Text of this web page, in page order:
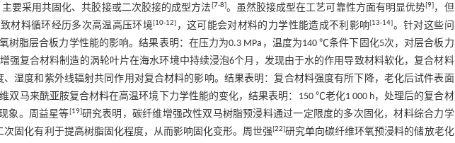
主要采用共固化、共胶接或二次胶接的成型方法[7-8]。虽然胶接成型在工艺可靠性方面有明显优势[9] ，但
材料循环经历多次高温高压环境[10-12] ，这可能会对材料的力学性能造成不利影响[13-14]。针对这些问
树脂层合板力学性能的影响。结果表明：在压力为0.3 MPa，温度为140 ℃条件下固化5次，对层合板力
强复合材料制造的涡轮叶片在海水环境中持续浸泡6个月，发现由于水的作用导致材料软化，复合材料
、湿度和紫外线辐射共同作用对复合材料的影响。结果表明：复合材料强度有所下降，老化后试件表面
双马来酰亚胺复合材料在高温环境下力学性能的变化，结果表明：150 ℃老化1 000 h，处理后的复合材
象。周益星等[19]研究表明，碳纤维增强改性双马树脂预浸料通过一定限度的多次固化，材料综合力学
次固化有利于提高树脂固化程度，从而影响固化变形。周世强[22]研究单向碳纤维环氧预浸料的储放老化